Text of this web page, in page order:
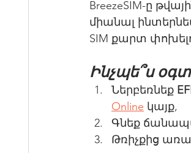
BreezeSIM-ը
միանալ
SIM քարտ
Ինչպե՞ս
Ներբեռնեք
Online կայք,
Գնեք
Թռիչքից